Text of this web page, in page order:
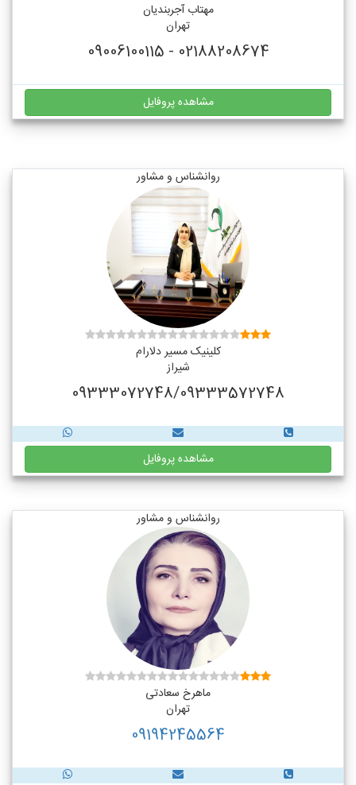
مهتاب آجربندیان
تهران
02188208674 - 09006100115
مشاهده پروفایل
روانشناس و مشاور
کلینیک مسیر دلارام
شیراز
09333072748/09333572748
مشاهده پروفایل
روانشناس و مشاور
ماهرخ سعادتی
تهران
09194245564